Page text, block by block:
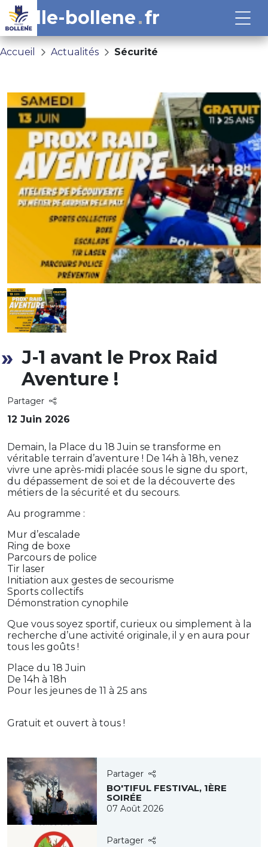
ville-bollene fr
Accueil Actualités Sécurité
J-1 avant le Prox Raid
Aventure !
Partager
12 Juin 2026
Demain, la Place du 18 Juin se transforme en
véritable terrain d’aventure ! De 14h à 18h, venez
vivre une après-midi placée sous le signe du sport,
du dépassement de soi et de la découverte des
métiers de la sécurité et du secours.
Au programme :
Mur d’escalade
Ring de boxe
Parcours de police
Tir laser
Initiation aux gestes de secourisme
Sports collectifs
Démonstration cynophile
Que vous soyez sportif, curieux ou simplement à la
recherche d’une activité originale, il y en aura pour
tous les goûts !
Place du 18 Juin
De 14h à 18h
Pour les jeunes de 11 à 25 ans
Gratuit et ouvert à tous !
Partager
BO'TIFUL FESTIVAL, 1ÈRE
SOIRÉE
07 Août 2026
Partager